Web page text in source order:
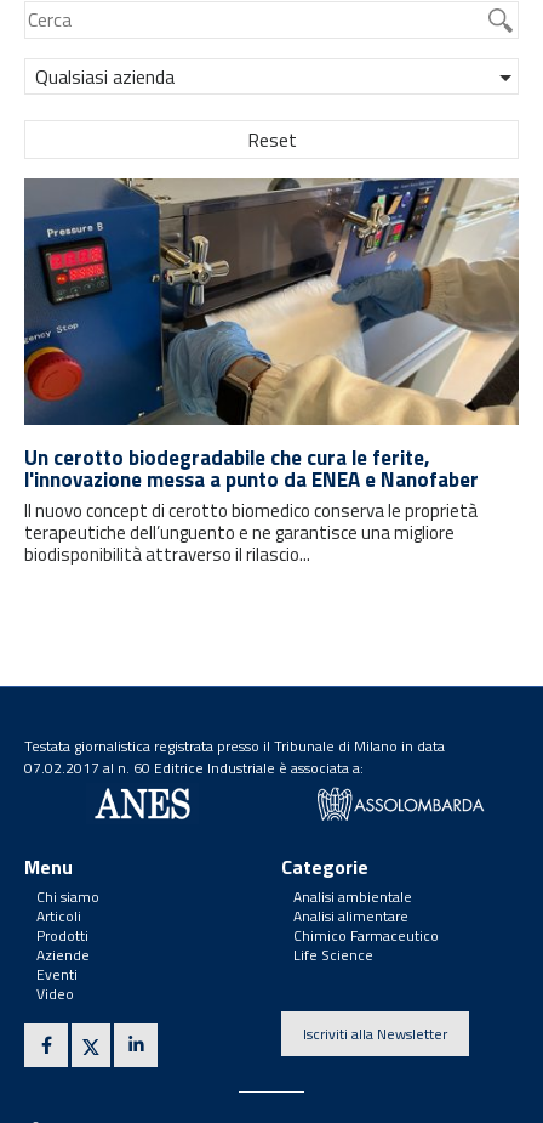
Qualsiasi azienda
Reset
Un cerotto biodegradabile che cura le ferite,
l'innovazione messa a punto da ENEA e Nanofaber
Il nuovo concept di cerotto biomedico conserva le proprietà
terapeutiche dell’unguento e ne garantisce una migliore
biodisponibilità attraverso il rilascio...
Testata giornalistica registrata presso il Tribunale di Milano in data
07.02.2017 al n. 60 Editrice Industriale è associata a:
Menu
Chi siamo
Articoli
Prodotti
Aziende
Eventi
Video
Categorie
Analisi ambientale
Analisi alimentare
Chimico Farmaceutico
Life Science
Iscriviti alla Newsletter